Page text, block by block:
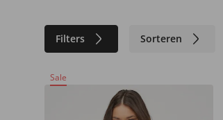
Filters Sorteren
Sale